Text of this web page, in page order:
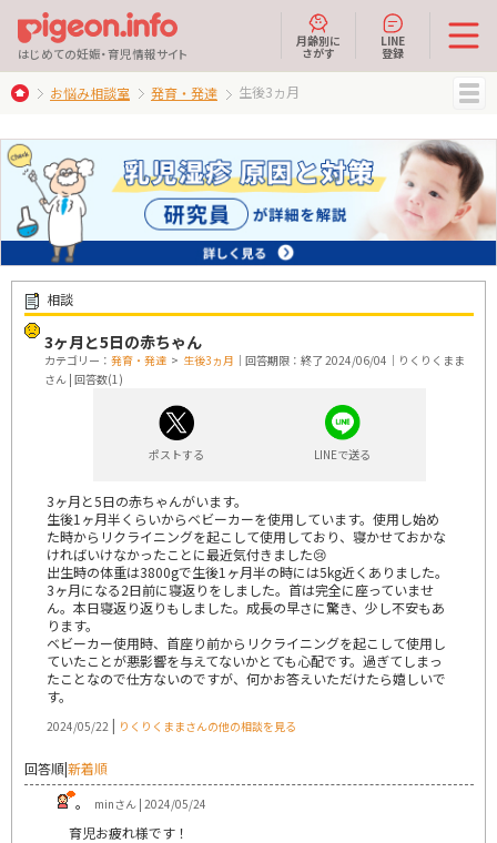
はじめての妊娠・育児情報サイト
月齢別に
さがす
LINE
登録
お悩み相談室 発育・発達 生後3ヵ月
相談
3ヶ月と5日の赤ちゃん
カテゴリー： 発育・発達 > 生後3ヵ月 ｜回答期限：終了 2024/06/04｜りくりくまま
さん | 回答数(1)
ポストする LINEで送る
3ヶ月と5日の赤ちゃんがいます。
生後1ヶ月半くらいからベビーカーを使用しています。使用し始め
た時からリクライニングを起こして使用しており、寝かせておかな
ければいけなかったことに最近気付きました😢
出生時の体重は3800gで生後1ヶ月半の時には5kg近くありました。
3ヶ月になる2日前に寝返りをしました。首は完全に座っていませ
ん。本日寝返り返りもしました。成長の早さに驚き、少し不安もあ
ります。
ベビーカー使用時、首座り前からリクライニングを起こして使用し
ていたことが悪影響を与えてないかとても心配です。過ぎてしまっ
たことなので仕方ないのですが、何かお答えいただけたら嬉しいで
す。
2024/05/22 | りくりくままさんの他の相談を見る
回答順|新着順
。
minさん | 2024/05/24
育児お疲れ様です！